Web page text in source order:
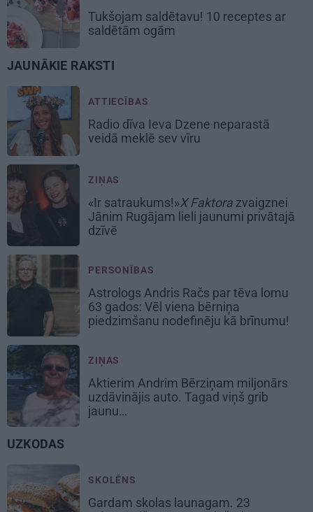
Tukšojam saldētavu! 10 receptes ar
saldētām ogām
JAUNĀKIE RAKSTI
ATTIECĪBAS
Radio dīva Ieva Dzene neparastā
veidā meklē sev vīru
ZIŅAS
«Ir satraukums!»X Faktora zvaigznei
Jānim Rugājam lieli jaunumi privātajā
dzīvē
PERSONĪBAS
Astrologs Andris Račs par tēva lomu
63 gados: Vēl viena bērniņa
piedzimšanu nodefinēju kā brīnumu!
ZIŅAS
Aktierim Andrim Bērziņam miljonārs
uzdāvinājis auto. Tagad viņš grib
jaunu…
UZKODAS
SKOLĒNS
Gardam skolas launagam. 23